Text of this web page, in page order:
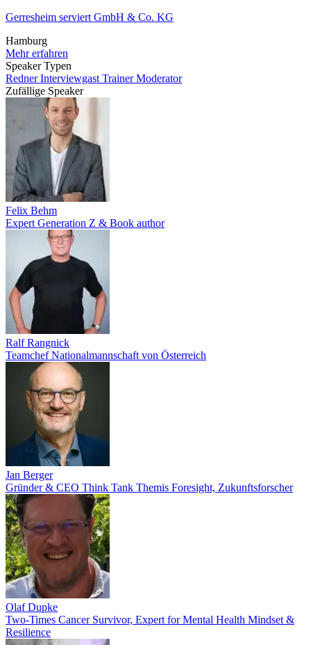
Gerresheim serviert GmbH & Co. KG
Hamburg
Mehr erfahren
Speaker Typen
RednerInterviewgast TrainerModerator
Zufällige Speaker
Felix Behm
Expert Generation Z & Book author
Ralf Rangnick
Teamchef Nationalmannschaft von Österreich
Jan Berger
Gründer & CEO Think Tank Themis Foresight, Zukunftsforscher
Olaf Dupke
Two-Times Cancer Survivor, Expert for Mental Health Mindset &
Resilience